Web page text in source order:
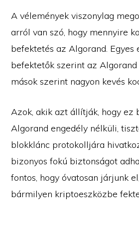
A vélemények viszonylag
arról van szó, hogy mennyire
befektetés az Algorand. Egyes
befektetők szerint az Algorand
mások szerint nagyon kevés
Azok, akik azt állítják, hogy ez
Algorand engedély nélküli,
blokklánc protokolljára
bizonyos fokú biztonságot
fontos, hogy óvatosan járjunk
bármilyen kriptoeszközbe